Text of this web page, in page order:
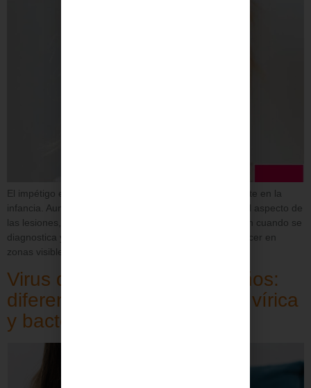
El impétigo es una infección de la piel bastante frecuente en la
infancia. Aunque puede llamar mucho la atención por el aspecto de
las lesiones, en la mayoría de los casos evoluciona bien cuando se
diagnostica y se trata de forma adecuada. Suele aparecer en
zonas visibles como la cara, alrededor de la nariz o […]
Virus de la meningitis en niños:
diferencias entre meningitis vírica
y bacteriana